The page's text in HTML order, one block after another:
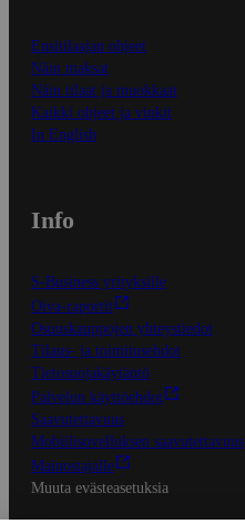
Ensitilaajan ohjeet
Näin maksat
Näin tilaat ja muokkaat
Kaikki ohjeet ja vinkit
In English
Info
S-Business yrityksille
Oiva-raportit
Osuuskauppojen yhteystiedot
Tilaus- ja toimitusehdot
Tietosuojakäytäntö
Palvelun käyttöehdot
Saavutettavuus
Mobiilisovelluksen saavutettavuus
Mainostajalle
Muuta evästeasetuksia